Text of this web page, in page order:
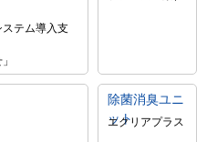
テム導入支
除菌消臭ユニ
ット
エクリアプラス